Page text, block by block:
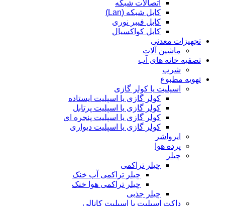
اتصالات شبکه
کابل شبکه (Lan)
کابل فیبر نوری
کابل کواکسیال
تجهیزات معدنی
ماشین آلات
تصفیه خانه های آب
شرب
تهویه مطبوع
اسپلیت یا کولر گازی
کولر گازی یا اسپلیت ایستاده
کولر گازی یا اسپلیت پرتابل
کولر گازی یا اسپلیت پنجره ای
کولر گازی یا اسپلیت دیواری
ایرواشر
پرده هوا
چیلر
چیلر تراکمی
چیلر تراکمی آب خنک
چیلر تراکمی هوا خنک
چیلر جذبی
داکت اسپلیت یا اسپلیت کانالی